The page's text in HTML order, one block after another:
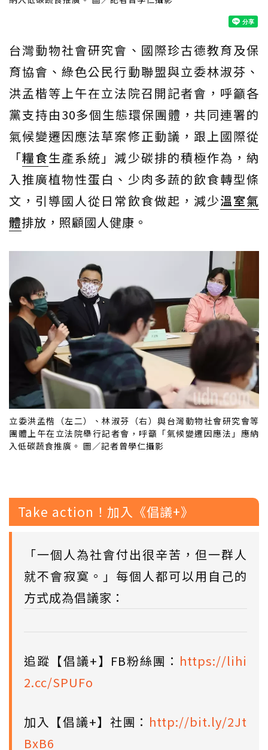
台灣動物社會研究會、國際珍古德教育及保
育協會、綠色公民行動聯盟與立委林淑芬、
洪孟楷等上午在立法院召開記者會，呼籲各
黨支持由30多個生態環保團體，共同連署的
氣候變遷因應法草案修正動議，跟上國際從
「糧食生產系統」減少碳排的積極作為，納
入推廣植物性蛋白、少肉多蔬的飲食轉型條
文，引導國人從日常飲食做起，減少溫室氣
體排放，照顧國人健康。
立委洪孟楷（左二）、林淑芬（右）與台灣動物社會研究會等
團體上午在立法院舉行記者會，呼籲「氣候變遷因應法」應納
入低碳蔬食推廣。 圖／記者曾學仁攝影
Take action！加入《倡議+》
「一個人為社會付出很辛苦，但一群人
就不會寂寞。」每個人都可以用自己的
方式成為倡議家：
追蹤【倡議+】FB粉絲團： https://lihi
2.cc/SPUFo
加入【倡議+】社團： http://bit.ly/2Jt
BxB6